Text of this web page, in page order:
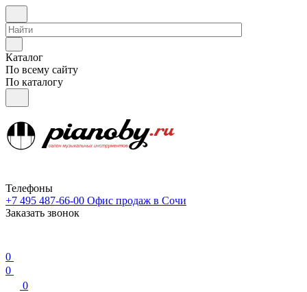
Каталог
По всему сайту
По каталогу
Телефоны
+7 495 487-66-00 Офис продаж в Сочи
Заказать звонок
0
0
0